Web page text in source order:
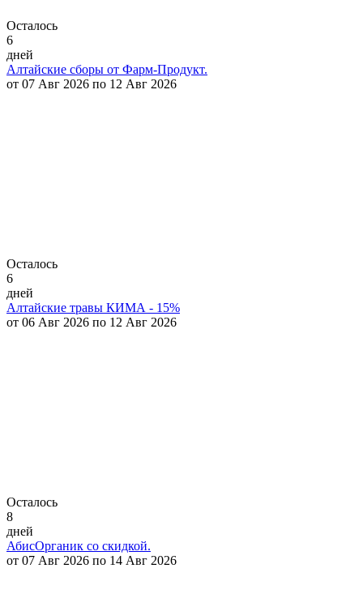
Осталось
6
дней
Алтайские сборы от Фарм-Продукт.
от 07 Авг 2026 по 12 Авг 2026
Осталось
6
дней
Алтайские травы КИМА - 15%
от 06 Авг 2026 по 12 Авг 2026
Осталось
8
дней
АбисОрганик со скидкой.
от 07 Авг 2026 по 14 Авг 2026